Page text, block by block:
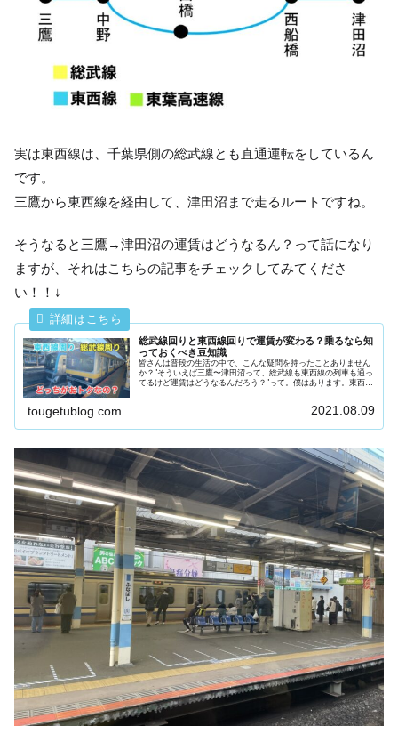
実は東西線は、千葉県側の総武線とも直通運転をしているん
です。
三鷹から東西線を経由して、津田沼まで走るルートですね。
そうなると三鷹→津田沼の運賃はどうなるん？って話になり
ますが、それはこちらの記事をチェックしてみてくださ
い！！↓
総武線回りと東西線回りで運賃が変わる？乗るなら知
っておくべき豆知識
皆さんは普段の生活の中で、こんな疑問を持ったことありません
か？"そういえば三鷹〜津田沼って、総武線も東西線の列車も通っ
てるけど運賃はどうなるんだろう？"って。僕はあります。東西線
tougetublog.com 2021.08.09